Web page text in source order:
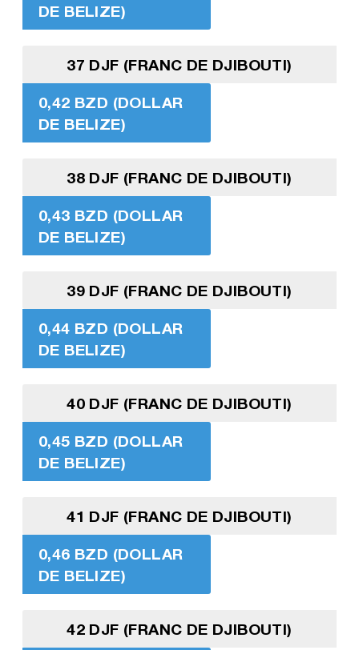
DE BELIZE)
37 DJF (FRANC DE DJIBOUTI)
0,42 BZD (DOLLAR
DE BELIZE)
38 DJF (FRANC DE DJIBOUTI)
0,43 BZD (DOLLAR
DE BELIZE)
39 DJF (FRANC DE DJIBOUTI)
0,44 BZD (DOLLAR
DE BELIZE)
40 DJF (FRANC DE DJIBOUTI)
0,45 BZD (DOLLAR
DE BELIZE)
41 DJF (FRANC DE DJIBOUTI)
0,46 BZD (DOLLAR
DE BELIZE)
42 DJF (FRANC DE DJIBOUTI)